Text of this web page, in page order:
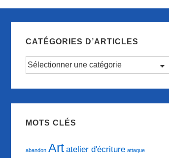
CATÉGORIES D’ARTICLES
Catégories
MOTS CLÉS
abandon Art atelier d'écriture attaque